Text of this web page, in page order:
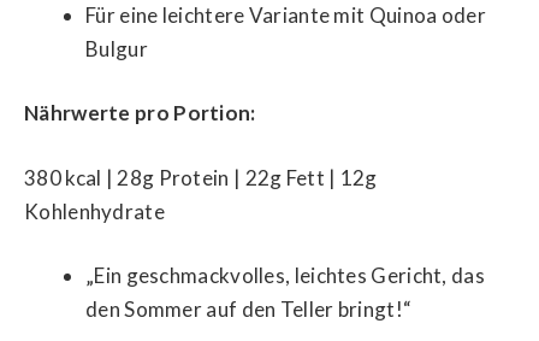
Für eine leichtere Variante mit Quinoa oder
Bulgur
Nährwerte pro Portion:
380 kcal | 28g Protein | 22g Fett | 12g
Kohlenhydrate
„Ein geschmackvolles, leichtes Gericht, das
den Sommer auf den Teller bringt!“